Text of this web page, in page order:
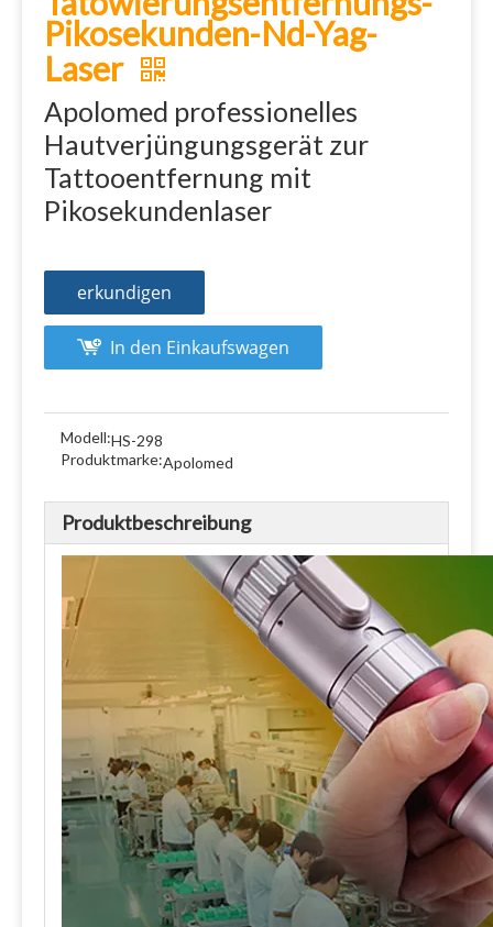
Pikosekunden-Nd-Yag-
Laser
Apolomed professionelles
Hautverjüngungsgerät zur
Tattooentfernung mit
Pikosekundenlaser
erkundigen
In den Einkaufswagen
Modell:HS-298
Produktmarke:Apolomed
Produktbeschreibung